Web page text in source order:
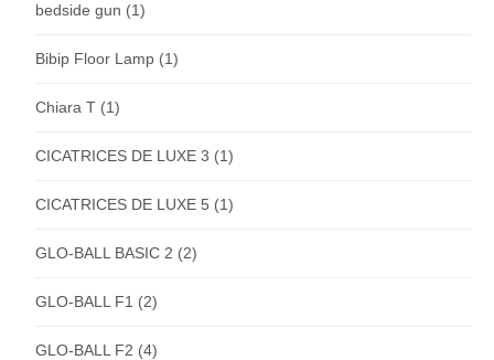
bedside gun (1)
Bibip Floor Lamp (1)
Chiara T (1)
CICATRICES DE LUXE 3 (1)
CICATRICES DE LUXE 5 (1)
GLO-BALL BASIC 2 (2)
GLO-BALL F1 (2)
GLO-BALL F2 (4)